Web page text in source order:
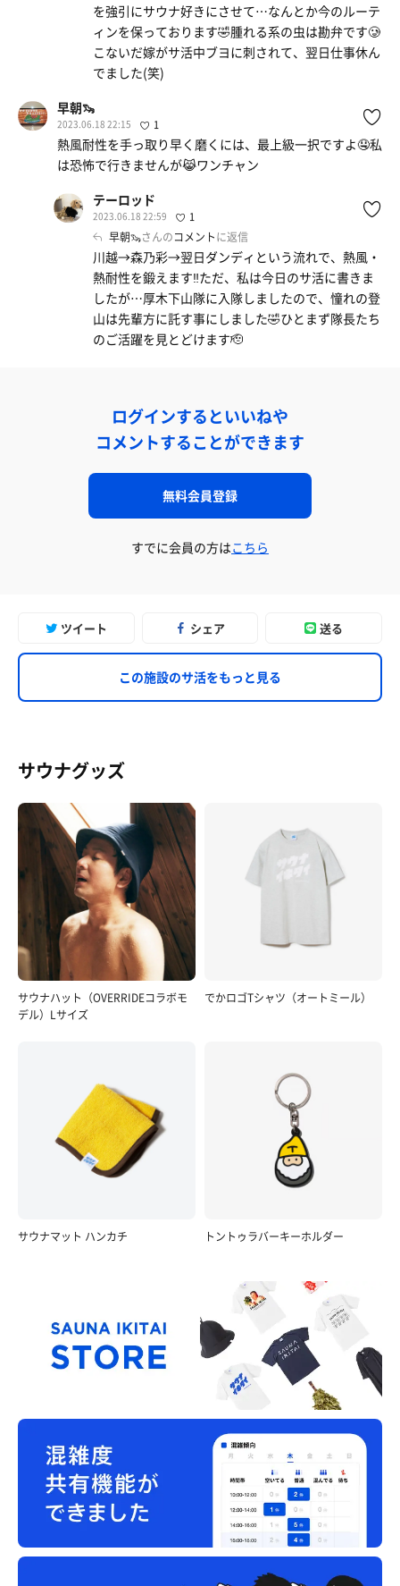
を強引にサウナ好きにさせて…なんとか今のルーテ
ィンを保っております🤣腫れる系の虫は勘弁です🥲
こないだ嫁がサ活中ブヨに刺されて、翌日仕事休ん
でました(笑)
早朝🦦
2023.06.18 22:15 1
熱風耐性を手っ取り早く磨くには、最上級一択ですよ🤤私
は恐怖で行きませんが😹ワンチャン
テーロッド
2023.06.18 22:59 1
早朝🦦さんのコメントに返信
川越→森乃彩→翌日ダンディという流れで、熱風・
熱耐性を鍛えます‼︎ただ、私は今日のサ活に書きま
したが…厚木下山隊に入隊しましたので、憧れの登
山は先輩方に託す事にしました🤣ひとまず隊長たち
のご活躍を見とどけます🫡
ログインするといいねや
コメントすることができます
無料会員登録
すでに会員の方はこちら
ツイート シェア 送る
この施設のサ活をもっと見る
サウナグッズ
サウナハット（OVERRIDEコラボモ
デル）Lサイズ
でかロゴTシャツ（オートミール）
サウナマット ハンカチ トントゥラバーキーホルダー